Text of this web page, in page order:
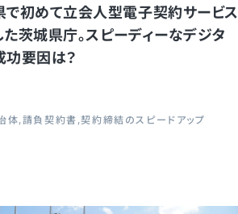
で初めて立会人型電子契約サービス
茨城県庁。スピーディーなデジタ
功要因は？
体 請負契約書 契約締結のスピードアップ